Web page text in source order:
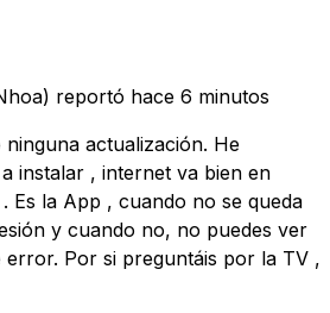
reportó hace 6 minutos
ninguna actualización. He
instalar , internet va bien en
Es la App , cuando no se queda
y cuando no, no puedes ver
error. Por si preguntáis por la TV ,